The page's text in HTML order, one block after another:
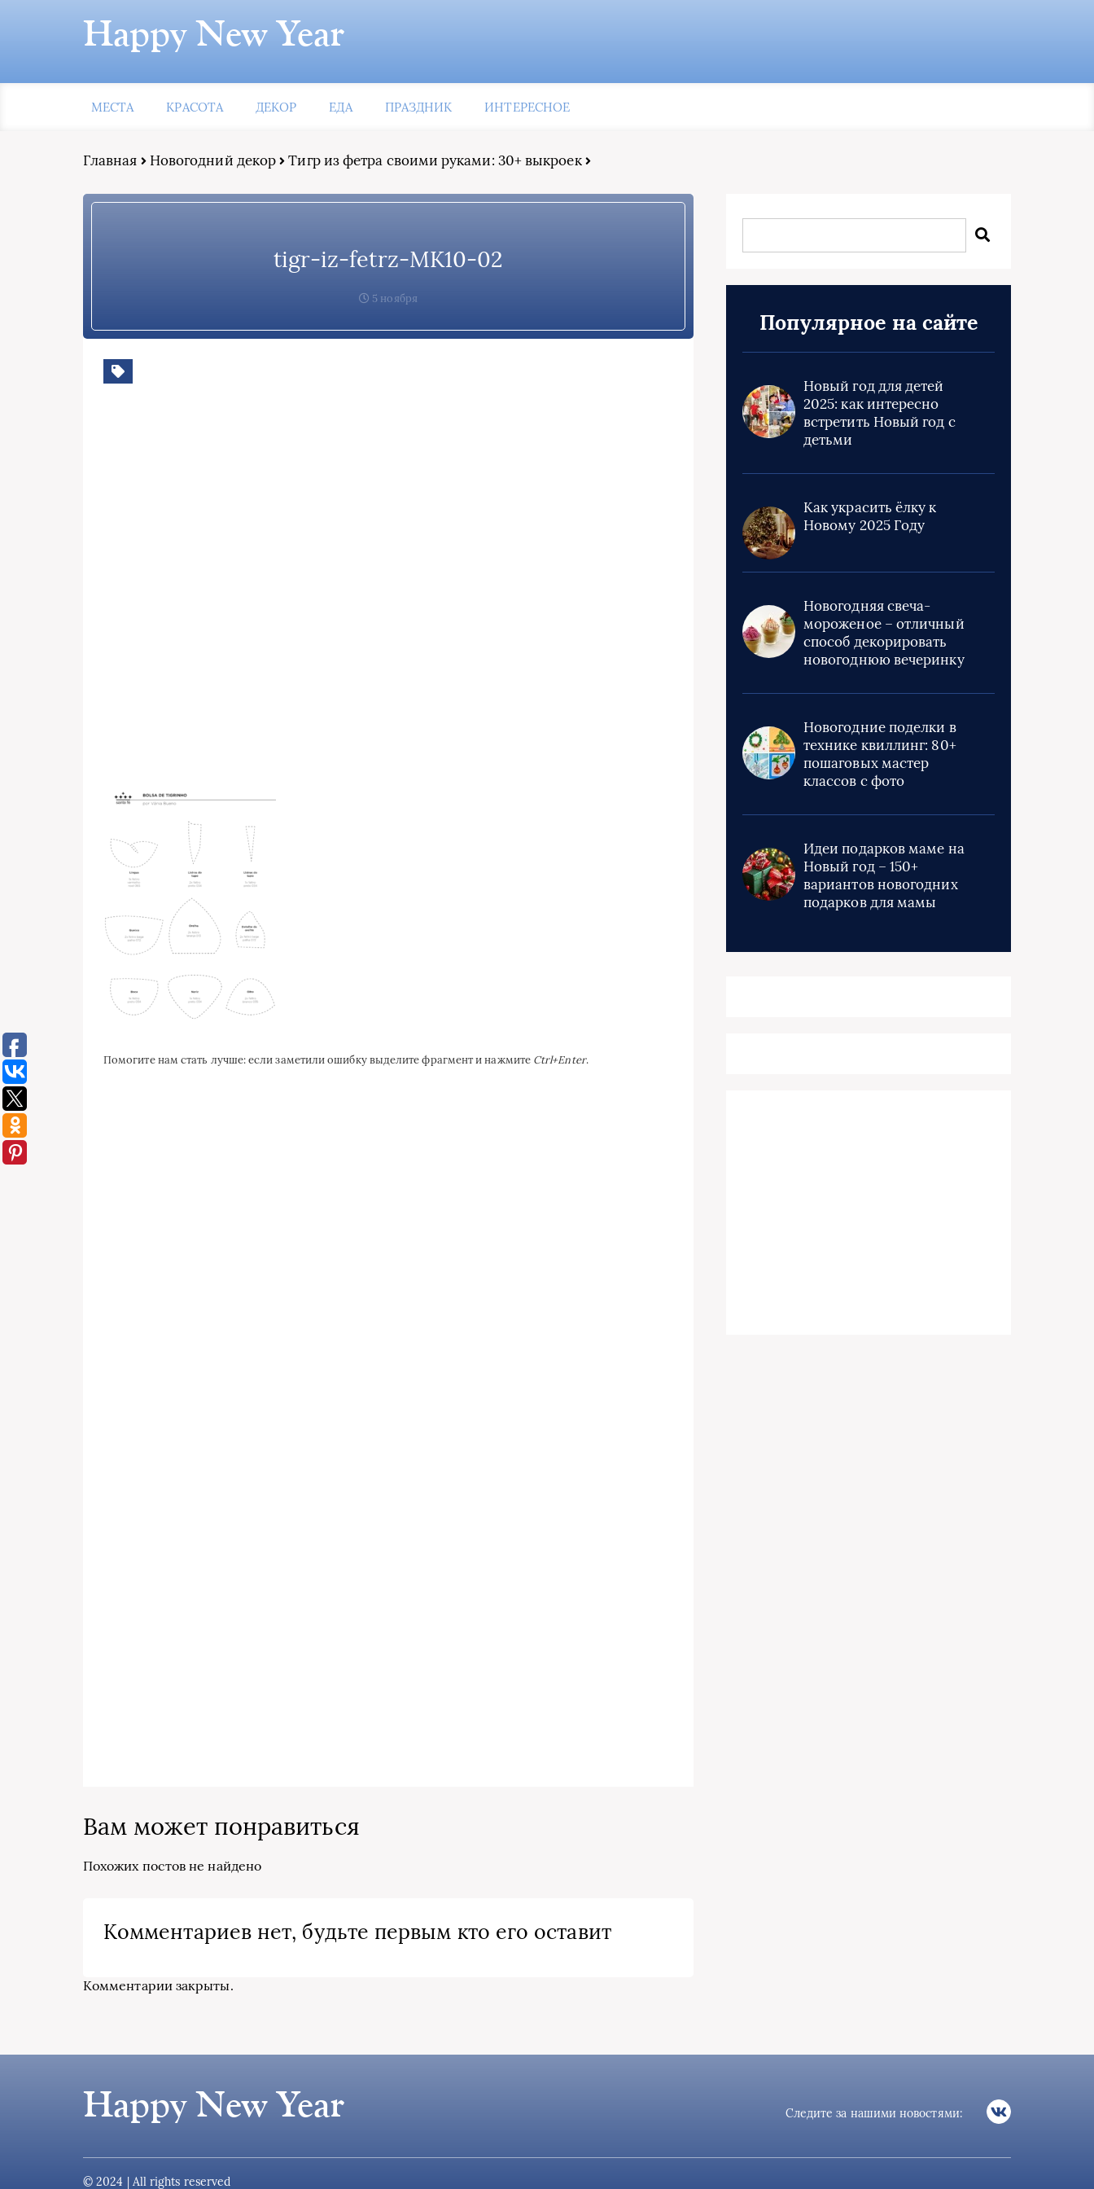
Happy New Year
МЕСТА КРАСОТА ДЕКОР ЕДА ПРАЗДНИК ИНТЕРЕСНОЕ
Главная Новогодний декор Тигр из фетра своими руками: 30+ выкроек
tigr-iz-fetrz-MK10-02
5 ноября
Помогите нам стать лучше: если заметили ошибку выделите фрагмент и нажмите Ctrl+Enter.
Вам может понравиться
Похожих постов не найдено
Комментариев нет, будьте первым кто его оставит
Комментарии закрыты.
Популярное на сайте
Новый год для детей
2025: как интересно
встретить Новый год с
детьми
Как украсить ёлку к
Новому 2025 Году
Новогодняя свеча-
мороженое – отличный
способ декорировать
новогоднюю вечеринку
Новогодние поделки в
технике квиллинг: 80+
пошаговых мастер
классов с фото
Идеи подарков маме на
Новый год – 150+
вариантов новогодних
подарков для мамы
Happy New Year Следите за нашими новостями:
© 2024 | All rights reserved